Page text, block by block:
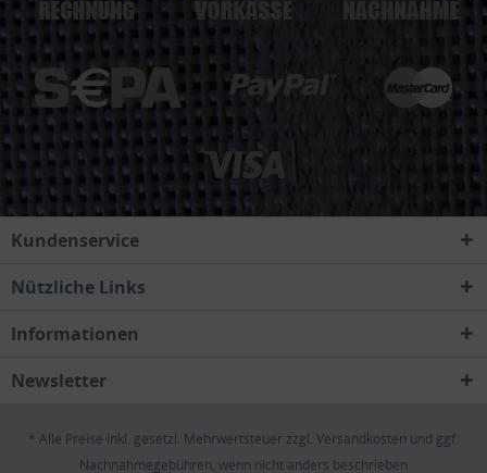
Kundenservice
Nützliche Links
Informationen
Newsletter
* Alle Preise inkl. gesetzl. Mehrwertsteuer zzgl. Versandkosten und ggf.
Nachnahmegebühren, wenn nicht anders beschrieben